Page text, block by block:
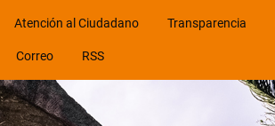
Atención al Ciudadano Transparencia
Correo RSS